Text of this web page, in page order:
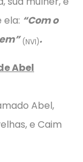
ela: “Com o
(NVI).
Abel
Abel,
e Caim